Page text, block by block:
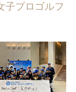
子プロゴルフ